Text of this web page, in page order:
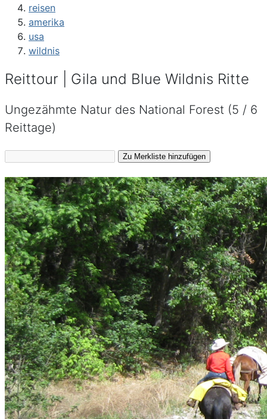
reisen
amerika
usa
wildnis
Reittour | Gila und Blue Wildnis Ritte
Ungezähmte Natur des National Forest (5 / 6
Reittage)